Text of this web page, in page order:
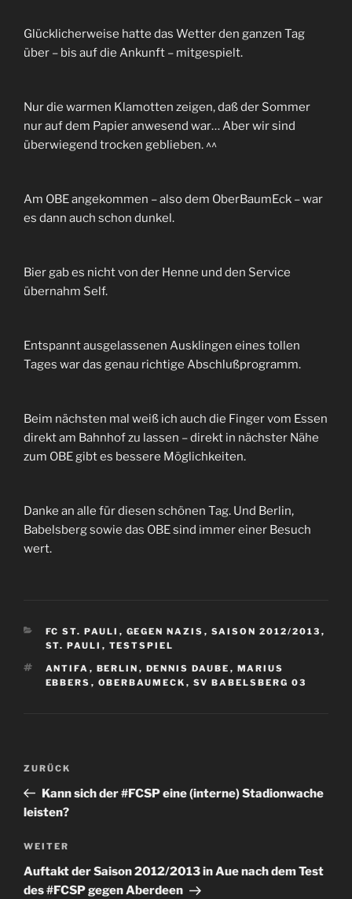
Glücklicherweise hatte das Wetter den ganzen Tag
über – bis auf die Ankunft – mitgespielt.
Nur die warmen Klamotten zeigen, daß der Sommer
nur auf dem Papier anwesend war… Aber wir sind
überwiegend trocken geblieben. ^^
Am OBE angekommen – also dem OberBaumEck – war
es dann auch schon dunkel.
Bier gab es nicht von der Henne und den Service
übernahm Self.
Entspannt ausgelassenen Ausklingen eines tollen
Tages war das genau richtige Abschlußprogramm.
Beim nächsten mal weiß ich auch die Finger vom Essen
direkt am Bahnhof zu lassen – direkt in nächster Nähe
zum OBE gibt es bessere Möglichkeiten.
Danke an alle für diesen schönen Tag. Und Berlin,
Babelsberg sowie das OBE sind immer einer Besuch
wert.
KATEGORIEN
FC ST. PAULI , GEGEN NAZIS , SAISON 2012/2013 ,
ST. PAULI , TESTSPIEL
SCHLAGWÖRTER
ANTIFA , BERLIN , DENNIS DAUBE , MARIUS
EBBERS , OBERBAUMECK , SV BABELSBERG 03
Beitragsnavigation
Vorheriger
Beitrag
ZURÜCK
Kann sich der #FCSP eine (interne) Stadionwache
leisten?
Nächster
Beitrag
WEITER
Auftakt der Saison 2012/2013 in Aue nach dem Test
des #FCSP gegen Aberdeen